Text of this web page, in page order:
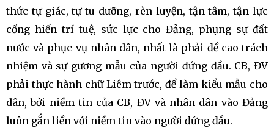
thức tự giác, tự tu dưỡng, rèn luyện, tận tâm, tận lực
cống hiến trí tuệ, sức lực cho Đảng, phụng sự đất
nước và phục vụ nhân dân, nhất là phải đề cao trách
nhiệm và sự gương mẫu của người đứng đầu. CB, ĐV
phải thực hành chữ Liêm trước, để làm kiểu mẫu cho
dân, bởi niềm tin của CB, ĐV và nhân dân vào Đảng
luôn gắn liền với niềm tin vào người đứng đầu.